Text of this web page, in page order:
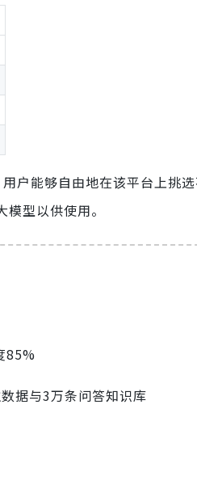
户能够自由地在该平台上挑
型以供使用。
85%
据与3万条问答知识库